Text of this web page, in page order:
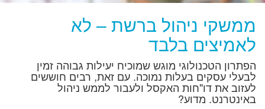
ממשקי ניהול ברשת – לא
לאמיצים בלבד
הפתרון הטכנולוגי מוגש שמוכיח יעילות גבוהה זמין
לבעלי עסקים בעלות נמוכה. עם זאת, רבים חוששים
לעזוב את דו"חות האקסל ולעבור לממש ניהול
באינטרנט. מדוע?